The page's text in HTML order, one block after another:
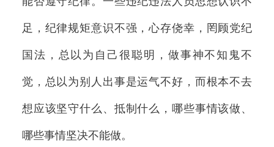
足，纪律规矩意识不强，心存侥幸，罔顾党纪
国法，总以为自己很聪明，做事神不知鬼不
觉，总以为别人出事是运气不好，而根本不去
想应该坚守什么、抵制什么，哪些事情该做、
哪些事情坚决不能做。